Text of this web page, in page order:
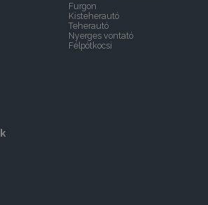
Furgon
Kisteherautó
Teherautó
Nyerges vontató
Félpótkocsi